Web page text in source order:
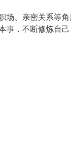
场、亲密关系等
事，不断修炼自